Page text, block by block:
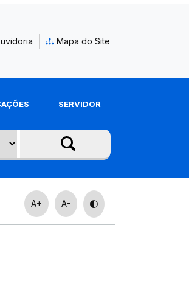
Mapa do Site
SERVIDOR
A+ A-